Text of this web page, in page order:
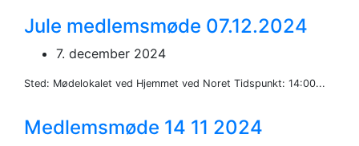
Jule medlemsmøde 07.12.2024
7. december 2024
Sted: Mødelokalet ved Hjemmet ved Noret Tidspunkt: 14:00...
Medlemsmøde 14 11 2024